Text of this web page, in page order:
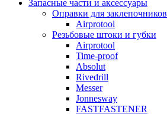
Запасные части и аксессуары
Оправки для заклепочников
Airprotool
Резьбовые штоки и губки
Airprotool
Time-proof
Absolut
Rivedrill
Messer
Jonnesway
FASTFASTENER